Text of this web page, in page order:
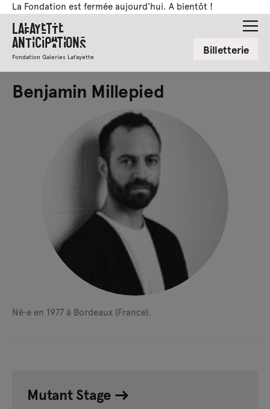
La Fondation est fermée aujourd'hui. A bientôt !
Lafayette
Anticipations
Fondation Galeries Lafayette Billetterie
Benjamin Millepied
Né·e en 1977 à Bordeaux (France).
Mutant Stage